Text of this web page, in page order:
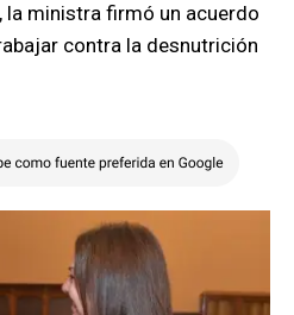
la ministra firmó un acuerdo
contra la desnutrición